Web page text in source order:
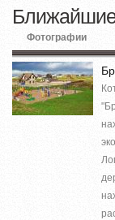
Фотографии